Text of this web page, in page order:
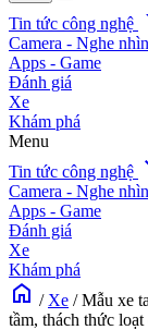
search
Tin tức công nghệ
Camera - Nghe nhìn
Apps - Game
Đánh giá
Xe
Khám phá
Menu
Tin tức công nghệ
Camera - Nghe nhìn
Apps - Game
Đánh giá
Xe
Khám phá
home / Xe / Mẫu xe
tầm, thách thức